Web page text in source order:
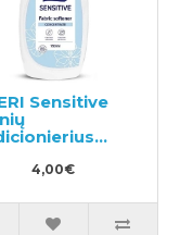
Sensitive
4,00€